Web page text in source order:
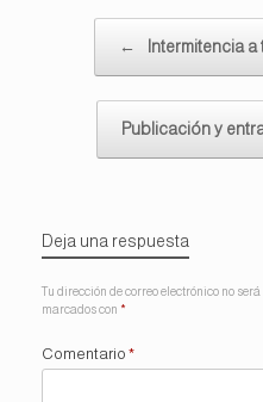
← Intermitencia
Publicación y
Deja una respuesta
Tu dirección de correo electrónico no
marcados con *
Comentario *